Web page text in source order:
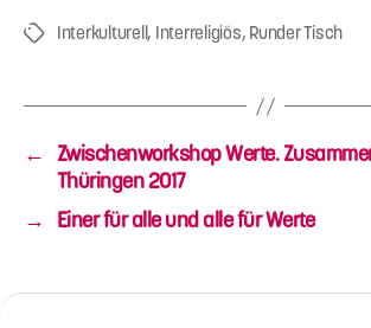
Schlagwörter
Interkulturell, Interreligiös, Runder Tisch
←
Zwischenworkshop Werte.
Thüringen 2017
→
Einer für alle und alle für Werte